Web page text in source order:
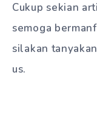
Cukup sekian
semoga
silakan
us.